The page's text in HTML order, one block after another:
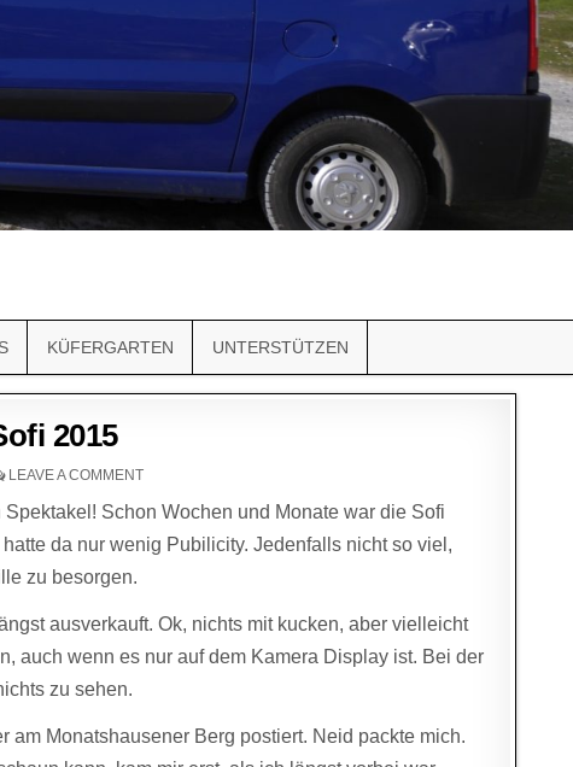
KÜFERGARTEN UNTERSTÜTZEN
2015
LEAVE A COMMENT
Schon Wochen und Monate war die Sofi
da nur wenig Pubilicity. Jedenfalls nicht so viel,
zu besorgen.
ausverkauft. Ok, nichts mit kucken, aber vielleicht
auch wenn es nur auf dem Kamera Display ist. Bei der
zu sehen.
am Monatshausener Berg postiert. Neid packte mich.